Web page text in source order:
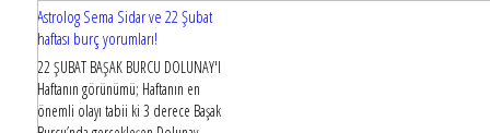
Astrolog Sema Sidar ve 22 Şubat
haftası burç yorumları!
22 ŞUBAT BAŞAK BURCU DOLUNAY'I
Haftanın görünümü; Haftanın en
önemli olayı tabii ki 3 derece Başak